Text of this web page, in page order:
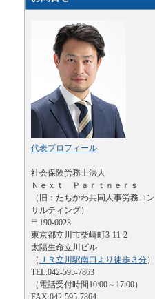
代表プロフィール
社会保険労務士法人
Ｎｅｘｔ Ｐａｒｔｎｅｒｓ
（旧：たちかわ共同人事労務コン
サルティング）
〒190-0023
東京都立川市柴崎町3-11-2
太陽生命立川ビル
（ ＪＲ立川駅南口より徒歩３分）
TEL:042-595-7863
（電話受付時間10:00～17:00）
FAX:042-595-7864